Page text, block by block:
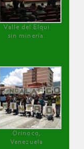
Valle del Elqui
sin minería.
Orinoco,
Venezuela